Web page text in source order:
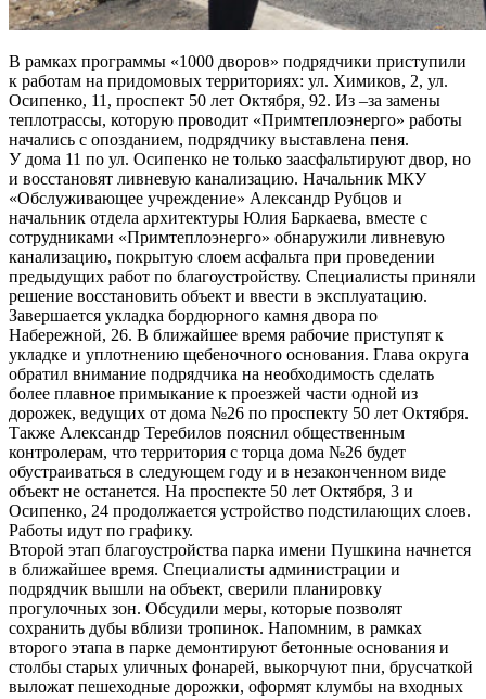
В рамках программы «1000 дворов» подрядчики приступили
к работам на придомовых территориях: ул. Химиков, 2, ул.
Осипенко, 11, проспект 50 лет Октября, 92. Из –за замены
теплотрассы, которую проводит «Примтеплоэнерго» работы
начались с опозданием, подрядчику выставлена пеня.
У дома 11 по ул. Осипенко не только заасфальтируют двор, но
и восстановят ливневую канализацию. Начальник МКУ
«Обслуживающее учреждение» Александр Рубцов и
начальник отдела архитектуры Юлия Баркаева, вместе с
сотрудниками «Примтеплоэнерго» обнаружили ливневую
канализацию, покрытую слоем асфальта при проведении
предыдущих работ по благоустройству. Специалисты приняли
решение восстановить объект и ввести в эксплуатацию.
Завершается укладка бордюрного камня двора по
Набережной, 26. В ближайшее время рабочие приступят к
укладке и уплотнению щебеночного основания. Глава округа
обратил внимание подрядчика на необходимость сделать
более плавное примыкание к проезжей части одной из
дорожек, ведущих от дома №26 по проспекту 50 лет Октября.
Также Александр Теребилов пояснил общественным
контролерам, что территория с торца дома №26 будет
обустраиваться в следующем году и в незаконченном виде
объект не останется. На проспекте 50 лет Октября, 3 и
Осипенко, 24 продолжается устройство подстилающих слоев.
Работы идут по графику.
Второй этап благоустройства парка имени Пушкина начнется
в ближайшее время. Специалисты администрации и
подрядчик вышли на объект, сверили планировку
прогулочных зон. Обсудили меры, которые позволят
сохранить дубы вблизи тропинок. Напомним, в рамках
второго этапа в парке демонтируют бетонные основания и
столбы старых уличных фонарей, выкорчуют пни, брусчаткой
выложат пешеходные дорожки, оформят клумбы на входных